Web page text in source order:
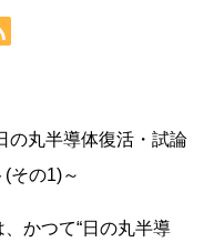
の丸半導体復活・試論
その1)～
かつて“日の丸半導